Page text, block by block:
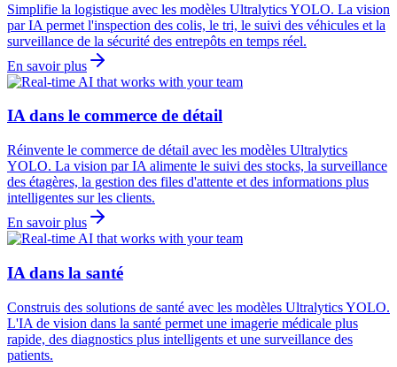
Simplifie la logistique avec les modèles Ultralytics YOLO. La vision
par IA permet l'inspection des colis, le tri, le suivi des véhicules et la
surveillance de la sécurité des entrepôts en temps réel.
En savoir plus
IA dans le commerce de détail
Réinvente le commerce de détail avec les modèles Ultralytics
YOLO. La vision par IA alimente le suivi des stocks, la surveillance
des étagères, la gestion des files d'attente et des informations plus
intelligentes sur les clients.
En savoir plus
IA dans la santé
Construis des solutions de santé avec les modèles Ultralytics YOLO.
L'IA de vision dans la santé permet une imagerie médicale plus
rapide, des diagnostics plus intelligents et une surveillance des
patients.